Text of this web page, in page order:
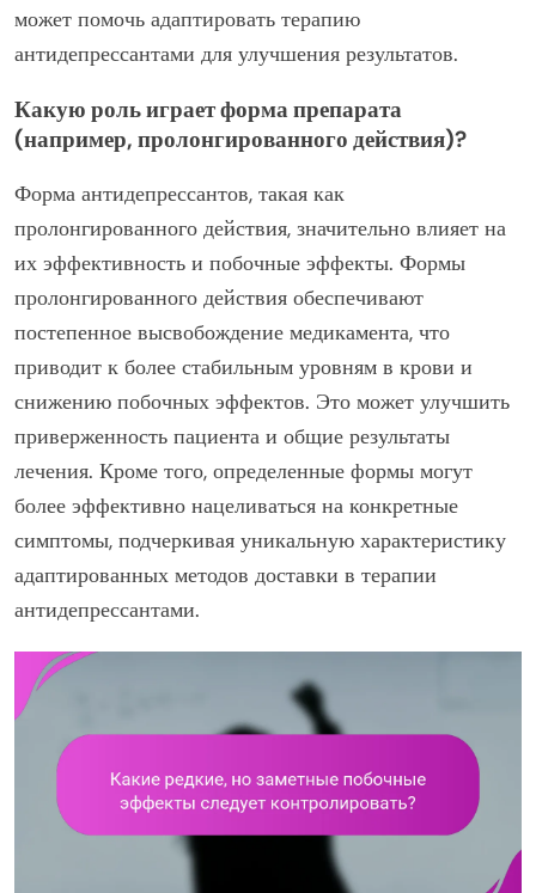
может помочь адаптировать терапию
антидепрессантами для улучшения результатов.
Какую роль играет форма препарата
(например, пролонгированного действия)?
Форма антидепрессантов, такая как
пролонгированного действия, значительно влияет на
их эффективность и побочные эффекты. Формы
пролонгированного действия обеспечивают
постепенное высвобождение медикамента, что
приводит к более стабильным уровням в крови и
снижению побочных эффектов. Это может улучшить
приверженность пациента и общие результаты
лечения. Кроме того, определенные формы могут
более эффективно нацеливаться на конкретные
симптомы, подчеркивая уникальную характеристику
адаптированных методов доставки в терапии
антидепрессантами.